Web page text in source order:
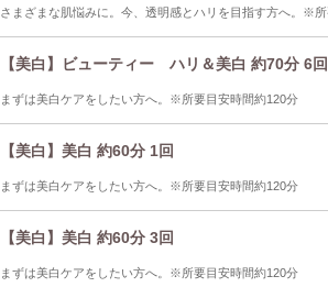
さまざまな肌悩みに。今、透明感とハリを目指す方へ。※
【美白】ビューティー ハリ＆美白 約70分 6回
まずは美白ケアをしたい方へ。※所要目安時間約120分
【美白】美白 約60分 1回
まずは美白ケアをしたい方へ。※所要目安時間約120分
【美白】美白 約60分 3回
まずは美白ケアをしたい方へ。※所要目安時間約120分